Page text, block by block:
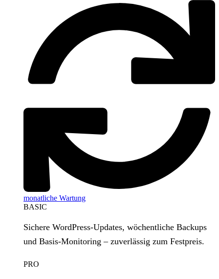
monatliche Wartung
BASIC
Sichere WordPress‑Updates, wöchentliche Backups
und Basis‑Monitoring – zuverlässig zum Festpreis.
PRO